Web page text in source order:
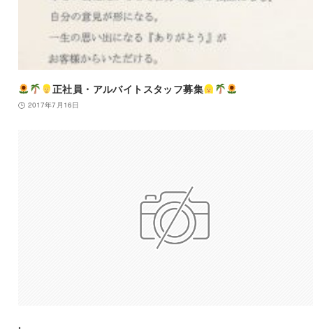
正社員・アルバイトスタッフ募集
2017年7月16日
.